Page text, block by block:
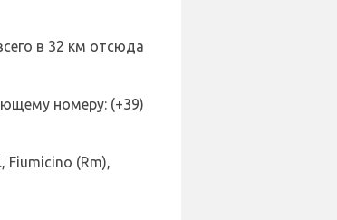
в 32 км отсюда
номеру: (+39)
Fiumicino (Rm),